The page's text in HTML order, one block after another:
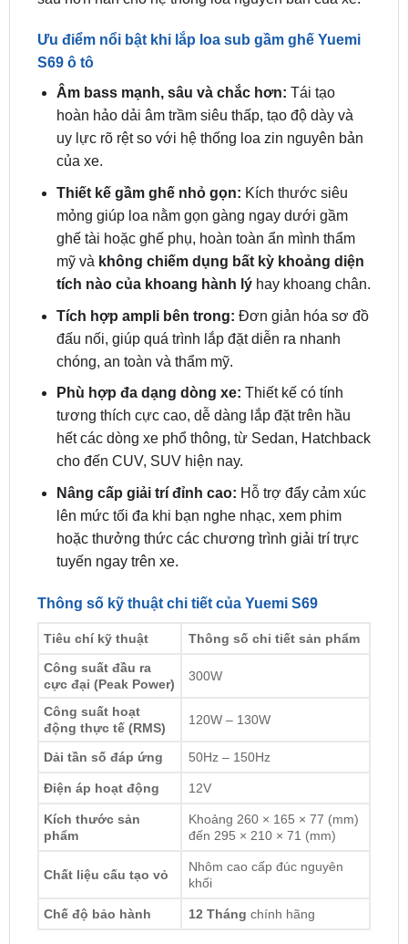
Ưu điểm nổi bật khi lắp loa sub gầm ghế Yuemi
S69 ô tô
Âm bass mạnh, sâu và chắc hơn: Tái tạo
hoàn hảo dải âm trầm siêu thấp, tạo độ dày và
uy lực rõ rệt so với hệ thống loa zin nguyên bản
của xe.
Thiết kế gầm ghế nhỏ gọn: Kích thước siêu
mỏng giúp loa nằm gọn gàng ngay dưới gầm
ghế tài hoặc ghế phụ, hoàn toàn ẩn mình thẩm
mỹ và không chiếm dụng bất kỳ khoảng diện
tích nào của khoang hành lý hay khoang chân.
Tích hợp ampli bên trong: Đơn giản hóa sơ đồ
đấu nối, giúp quá trình lắp đặt diễn ra nhanh
chóng, an toàn và thẩm mỹ.
Phù hợp đa dạng dòng xe: Thiết kế có tính
tương thích cực cao, dễ dàng lắp đặt trên hầu
hết các dòng xe phổ thông, từ Sedan, Hatchback
cho đến CUV, SUV hiện nay.
Nâng cấp giải trí đỉnh cao: Hỗ trợ đẩy cảm xúc
lên mức tối đa khi bạn nghe nhạc, xem phim
hoặc thưởng thức các chương trình giải trí trực
tuyến ngay trên xe.
Thông số kỹ thuật chi tiết của Yuemi S69
Tiêu chí kỹ thuật
Thông số chi tiết sản phẩm
Công suất đầu ra
cực đại (Peak Power)
300W
Công suất hoạt
động thực tế (RMS)
120W – 130W
Dải tần số đáp ứng 50Hz – 150Hz
Điện áp hoạt động 12V
Kích thước sản
phẩm
Khoảng 260 × 165 × 77 (mm)
đến 295 × 210 × 71 (mm)
Chất liệu cấu tạo vỏ
Nhôm cao cấp đúc nguyên
khối
Chế độ bảo hành 12 Tháng chính hãng